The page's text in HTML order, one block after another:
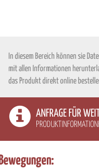
In diesem Bereich können sie
mit allen Informationen
das Produkt direkt online
ANFRAGE FÜR
Bewegungen: